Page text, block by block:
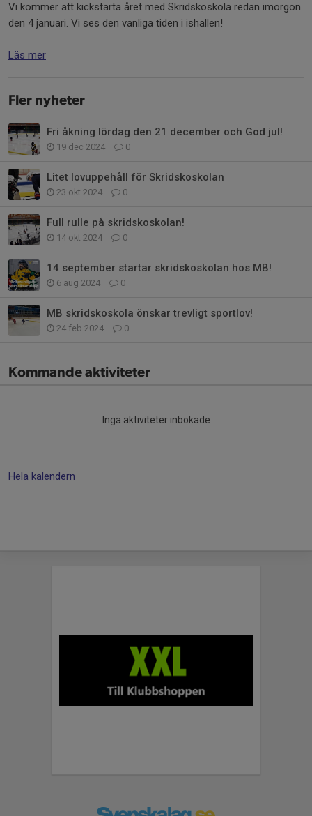
Vi kommer att kickstarta året med Skridskoskola redan imorgon
den 4 januari. Vi ses den vanliga tiden i ishallen!
Läs mer
Fler nyheter
Fri åkning lördag den 21 december och God jul!
19 dec 2024 0
Litet lovuppehåll för Skridskoskolan
23 okt 2024 0
Full rulle på skridskoskolan!
14 okt 2024 0
14 september startar skridskoskolan hos MB!
6 aug 2024 0
MB skridskoskola önskar trevligt sportlov!
24 feb 2024 0
Kommande aktiviteter
Inga aktiviteter inbokade
Hela kalendern